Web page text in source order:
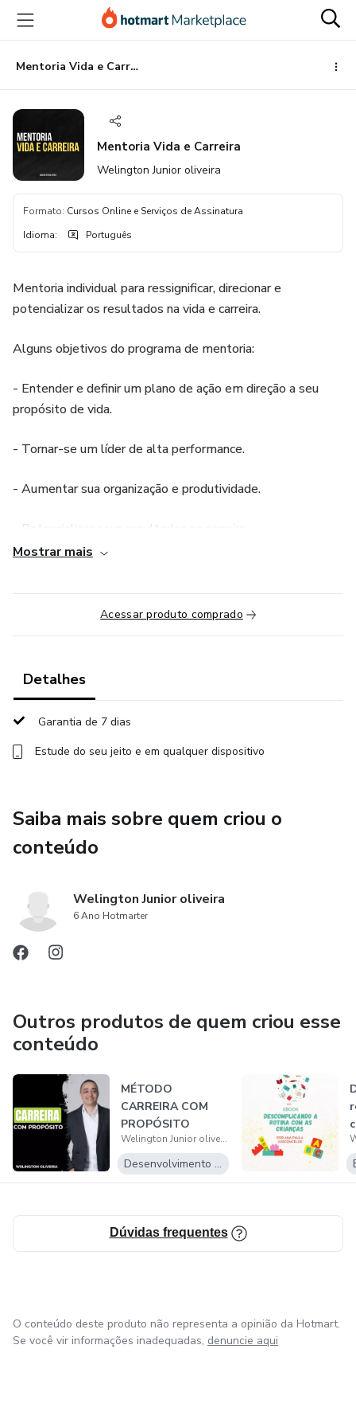
para
conteúdo
principal
para
pagamento
para
rodapé
Mentoria Vida e Carreira
Mentoria Vida e Carreira
Welington Junior oliveira
Formato: Cursos Online e Serviços de Assinatura
Idioma: Português
Mentoria individual para ressignificar, direcionar e
potencializar os resultados na vida e carreira.
Alguns objetivos do programa de mentoria:
- Entender e definir um plano de ação em direção a seu
propósito de vida.
- Tornar-se um líder de alta performance.
- Aumentar sua organização e produtividade.
- Potencializar seus resultados na carreira.
carreira.
Serão 6 encontros online.
Mostrar mais
Acessar produto comprado
Detalhes
Garantia de 7 dias
Estude do seu jeito e em qualquer dispositivo
Saiba mais sobre quem criou o
conteúdo
Welington Junior oliveira
6 Ano Hotmarter
Outros produtos de quem criou esse
conteúdo
MÉTODO
CARREIRA COM
PROPÓSITO
Welington Junior oliveira
Desenvolvimento Pessoal
Dúvidas frequentes
O conteúdo deste produto não representa a opinião da Hotmart.
Se você vir informações inadequadas, denuncie aqui